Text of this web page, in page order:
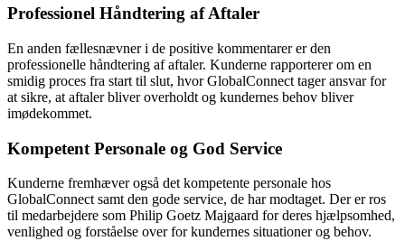
Professionel Håndtering af Aftaler
En anden fællesnævner i de positive kommentarer er den
professionelle håndtering af aftaler. Kunderne rapporterer om en
smidig proces fra start til slut, hvor GlobalConnect tager ansvar for
at sikre, at aftaler bliver overholdt og kundernes behov bliver
imødekommet.
Kompetent Personale og God Service
Kunderne fremhæver også det kompetente personale hos
GlobalConnect samt den gode service, de har modtaget. Der er ros
til medarbejdere som Philip Goetz Majgaard for deres hjælpsomhed,
venlighed og forståelse over for kundernes situationer og behov.